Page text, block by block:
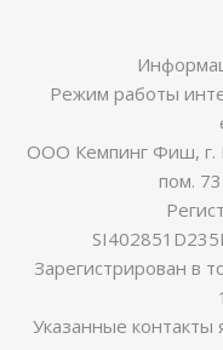
Режим работы
ООО Кемпинг Фиш, г.
пом.
Зарегистрирован в
Указанные контакты